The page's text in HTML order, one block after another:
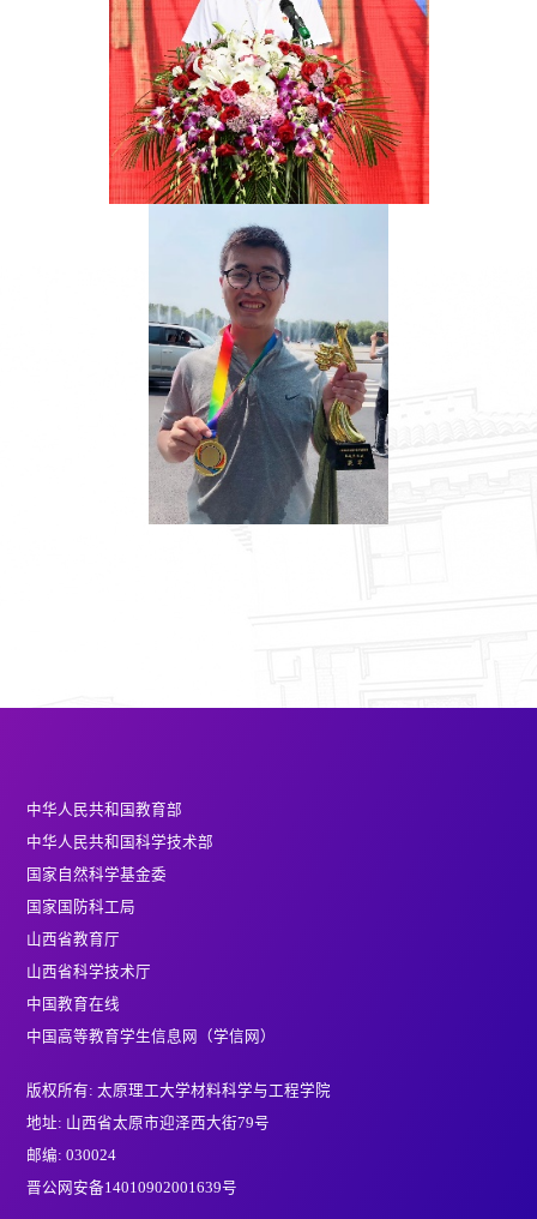
中华人民共和国教育部
中华人民共和国科学技术部
国家自然科学基金委
国家国防科工局
山西省教育厅
山西省科学技术厅
中国教育在线
中国高等教育学生信息网（学信网）
版权所有: 太原理工大学材料科学与工程学院
地址: 山西省太原市迎泽西大街79号
邮编: 030024
晋公网安备14010902001639号